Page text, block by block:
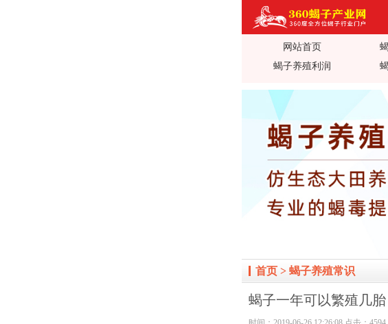
360蝎子养殖产业网_蝎子养殖技
治_全蝎药方价值加工_蝎子养殖场
网站首页
蝎子养殖利润
首页 > 蝎子养殖常识
蝎子一年可以繁殖几